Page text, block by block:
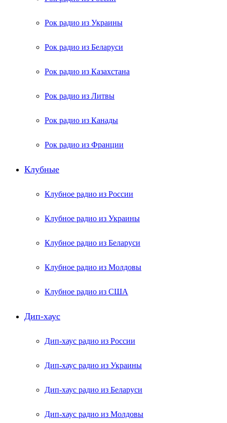
Рок радио из Украины
Рок радио из Беларуси
Рок радио из Казахстана
Рок радио из Литвы
Рок радио из Канады
Рок радио из Франции
Клубные
Клубное радио из России
Клубное радио из Украины
Клубное радио из Беларуси
Клубное радио из Молдовы
Клубное радио из США
Дип-хаус
Дип-хаус радио из России
Дип-хаус радио из Украины
Дип-хаус радио из Беларуси
Дип-хаус радио из Молдовы